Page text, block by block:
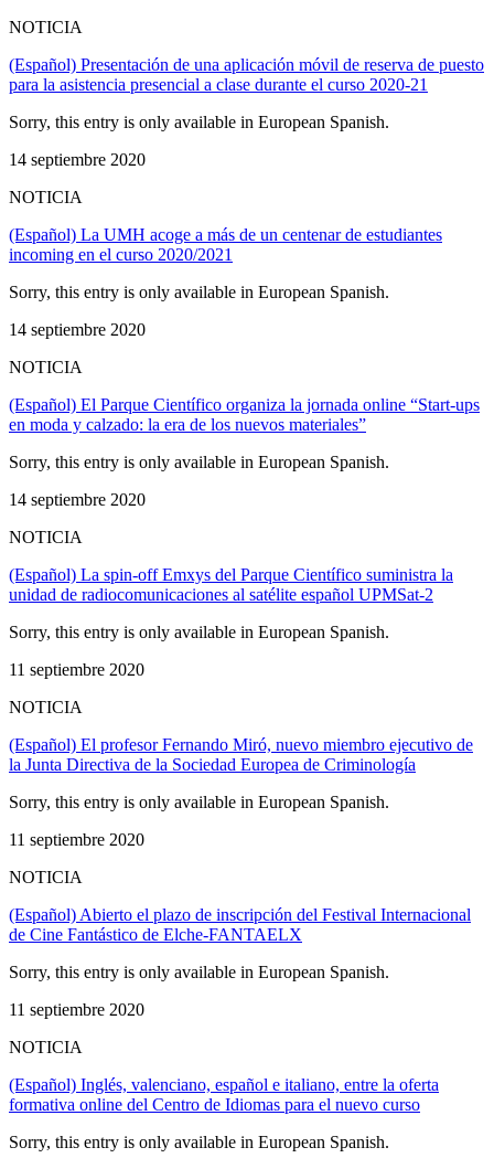
NOTICIA
(Español) Presentación de una aplicación móvil de reserva de puesto
para la asistencia presencial a clase durante el curso 2020-21
Sorry, this entry is only available in European Spanish.
14 septiembre 2020
NOTICIA
(Español) La UMH acoge a más de un centenar de estudiantes
incoming en el curso 2020/2021
Sorry, this entry is only available in European Spanish.
14 septiembre 2020
NOTICIA
(Español) El Parque Científico organiza la jornada online “Start-ups
en moda y calzado: la era de los nuevos materiales”
Sorry, this entry is only available in European Spanish.
14 septiembre 2020
NOTICIA
(Español) La spin-off Emxys del Parque Científico suministra la
unidad de radiocomunicaciones al satélite español UPMSat-2
Sorry, this entry is only available in European Spanish.
11 septiembre 2020
NOTICIA
(Español) El profesor Fernando Miró, nuevo miembro ejecutivo de
la Junta Directiva de la Sociedad Europea de Criminología
Sorry, this entry is only available in European Spanish.
11 septiembre 2020
NOTICIA
(Español) Abierto el plazo de inscripción del Festival Internacional
de Cine Fantástico de Elche-FANTAELX
Sorry, this entry is only available in European Spanish.
11 septiembre 2020
NOTICIA
(Español) Inglés, valenciano, español e italiano, entre la oferta
formativa online del Centro de Idiomas para el nuevo curso
Sorry, this entry is only available in European Spanish.